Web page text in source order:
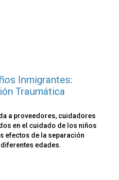
Inmigrantes:
Traumática
a proveedores, cuidadores
en el cuidado de los niños
efectos de la separación
edades.